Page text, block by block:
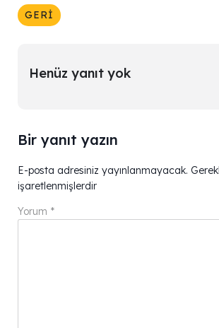
GERI
Henüz yanıt yok
Bir yanıt yazın
E-posta adresiniz yayınlanmayacak.
işaretlenmişlerdir
Yorum *